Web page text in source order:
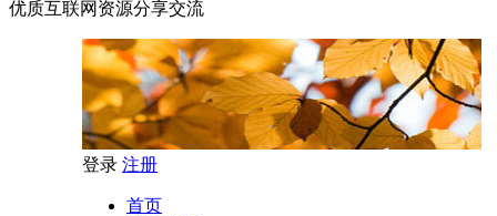
优质互联网资源分享交流
登录 注册
首页